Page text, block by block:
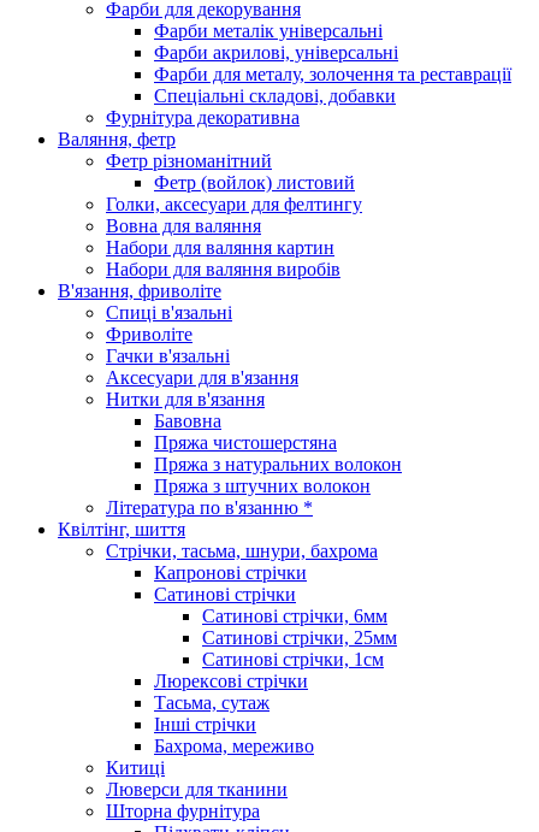
Фарби для декорування
Фарби металік універсальні
Фарби акрилові, універсальні
Фарби для металу, золочення та реставрації
Спеціальні складові, добавки
Фурнітура декоративна
Валяння, фетр
Фетр різноманітний
Фетр (войлок) листовий
Голки, аксесуари для фелтингу
Вовна для валяння
Набори для валяння картин
Набори для валяння виробів
В'язання, фриволіте
Спиці в'язальні
Фриволіте
Гачки в'язальні
Аксесуари для в'язання
Нитки для в'язання
Бавовна
Пряжа чистошерстяна
Пряжа з натуральних волокон
Пряжа з штучних волокон
Література по в'язанню *
Квілтінг, шиття
Стрічки, тасьма, шнури, бахрома
Капронові стрічки
Сатинові стрічки
Сатинові стрічки, 6мм
Сатинові стрічки, 25мм
Сатинові стрічки, 1см
Люрексові стрічки
Тасьма, сутаж
Інші стрічки
Бахрома, мереживо
Китиці
Люверси для тканини
Шторна фурнітура